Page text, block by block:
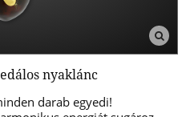
nyaklánc
darab egyedi!